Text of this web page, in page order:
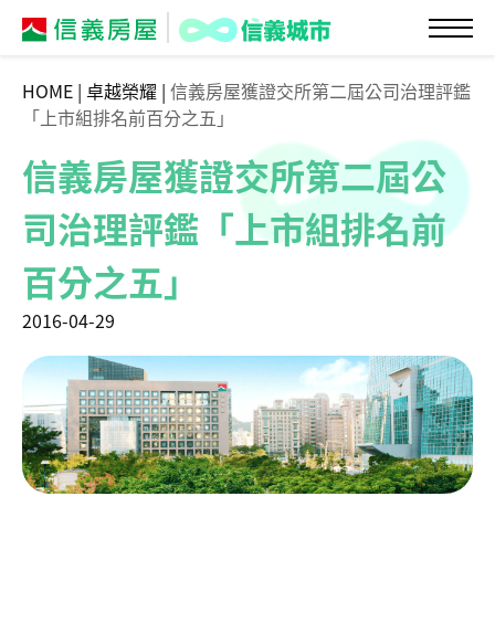
HOME | 卓越榮耀 | 信義房屋獲證交所第二屆公司治理評鑑
「上市組排名前百分之五」
信義房屋獲證交所第二屆公
司治理評鑑「上市組排名前
百分之五」
2016-04-29